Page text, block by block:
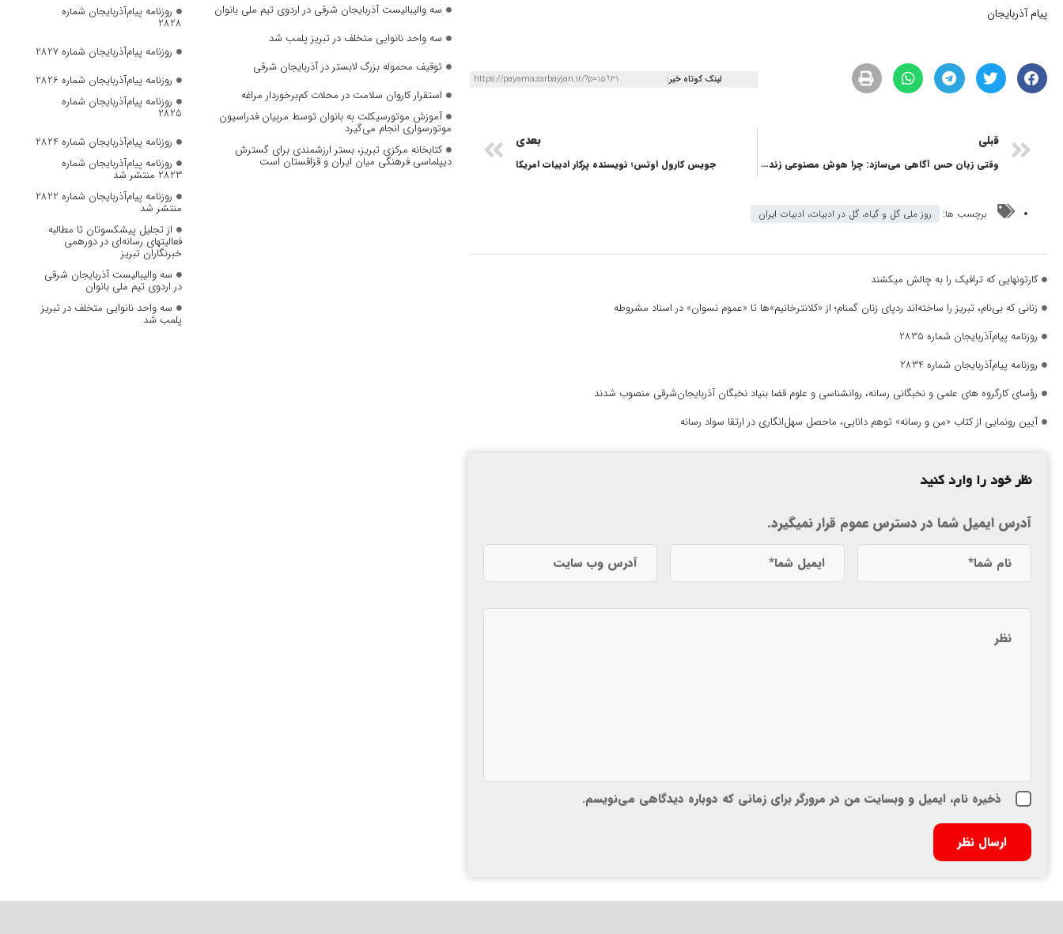
پیام آذربایجان
لینک کوتاه خبر: https://payamazarbayjan.ir/?p=15931
قبلی
وقتی زبان حس آگاهی می‌سازد: چرا هوش مصنوعی زنده به نظر می‌رسد
بعدی
جویس کارول اوتس؛ نویسنده پرکار ادبیات امریکا
برچسب ها: روز ملی گل و گیاه، گل در ادبیات، ادبیات ایران
کارتونهایی که ترافیک را به چالش میکشند
زنانی که بی‌نام، تبریز را ساخته‌اند ردپای زنان گمنام؛ از «کلانترخانیم»ها تا «عموم نسوان» در اسناد مشروطه
روزنامه پیام‌آذربایجان شماره 2835
روزنامه پیام‌آذربایجان شماره 2834
رؤسای کارگروه های علمی و نخبگانی رسانه، روانشناسی و علوم قضا بنیاد نخبگان آذربایجان‌شرقی منصوب شدند
آیین رونمایی از کتاب «من و رسانه» توهم دانایی، ماحصل سهل‌انگاری در ارتقا سواد رسانه
نظر خود را وارد کنید
آدرس ایمیل شما در دسترس عموم قرار نمیگیرد.
ذخیره نام، ایمیل و وبسایت من در مرورگر برای زمانی که دوباره دیدگاهی می‌نویسم.
سه والیبالیست آذربایجان‌ شرقی در اردوی تیم ملی بانوان
سه واحد نانوایی متخلف در تبریز پلمب شد
توقیف محموله بزرگ لابستر در آذربایجان شرقی
استقرار کاروان سلامت در محلات کم‌برخوردار مراغه
آموزش موتورسیکلت به بانوان توسط مربیان فدراسیون
موتورسواری انجام می‌گیرد
کتابخانه مرکزی تبریز، بستر ارزشمندی برای گسترش
دیپلماسی فرهنگی میان ایران و قزاقستان است
روزنامه پیام‌آذربایجان شماره
2828
روزنامه پیام‌آذربایجان شماره 2827
روزنامه پیام‌آذربایجان شماره 2826
روزنامه پیام‌آذربایجان شماره
2825
روزنامه پیام‌آذربایجان شماره 2824
روزنامه پیام‌آذربایجان شماره
2823 منتشر شد
روزنامه پیام‌آذربایجان شماره 2822
منتشر شد
از تجلیل پیشکسوتان تا مطالبه
فعالیتهای رسانه‌ای در دورهمی
خبرنگاران تبریز
سه والیبالیست آذربایجان‌ شرقی
در اردوی تیم ملی بانوان
سه واحد نانوایی متخلف در تبریز
پلمب شد